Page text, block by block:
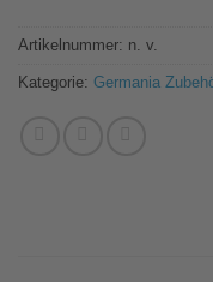
Artikelnummer: n. v.
Kategorie: Germania